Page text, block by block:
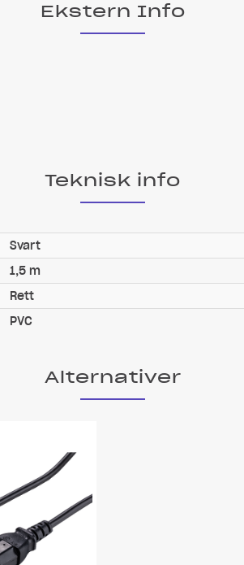
Ekstern Info
Teknisk info
Svart
1,5 m
Rett
PVC
Alternativer